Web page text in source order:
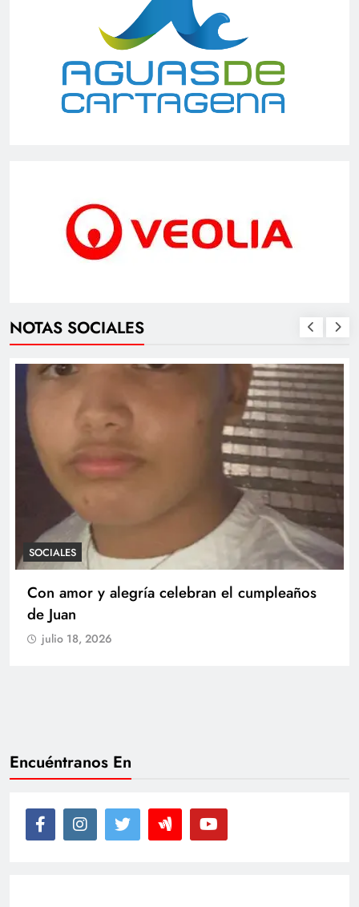
NOTAS SOCIALES
SOCIALES
Con amor y alegría celebran el cumpleaños
de Juan
julio 18, 2026
Encuéntranos En